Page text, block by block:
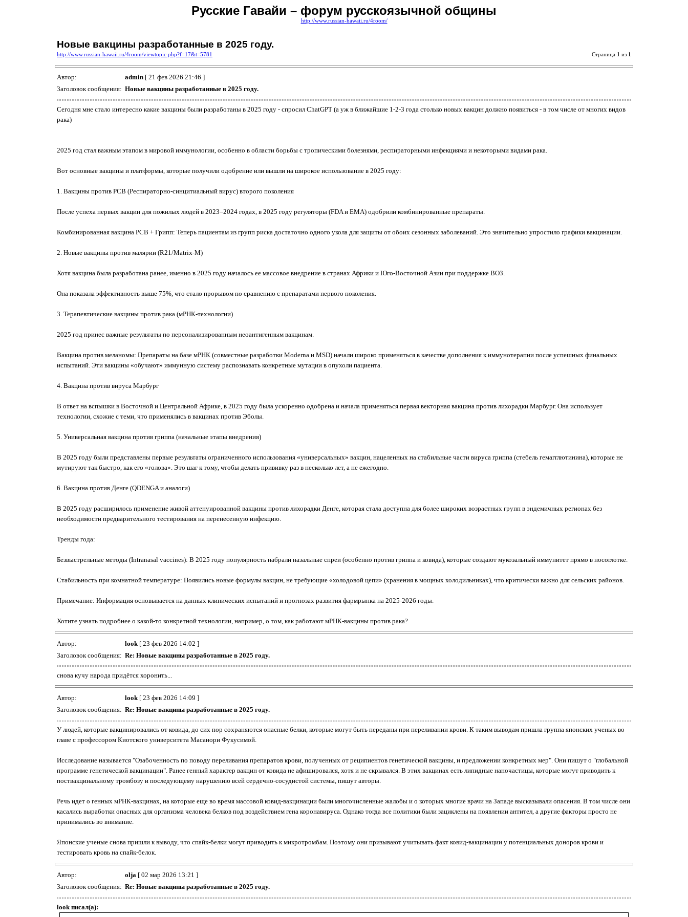
Русские Гавайи – форум русскоязычной общины
http://www.russian-hawaii.ru/4room/
Новые вакцины разработанные в 2025 году.
http://www.russian-hawaii.ru/4room/viewtopic.php?f=17&t=5781 Страница 1 из 1
Автор: admin [ 21 фев 2026 21:46 ]
Заголовок сообщения: Новые вакцины разработанные в 2025 году.
Сегодня мне стало интересно какие вакцины были разработаны в 2025 году - спросил ChatGPT (а уж в ближайшие 1-2-3 года столько новых вакцин должно появиться - в том числе от многих видов
рака)
2025 год стал важным этапом в мировой иммунологии, особенно в области борьбы с тропическими болезнями, респираторными инфекциями и некоторыми видами рака.
Вот основные вакцины и платформы, которые получили одобрение или вышли на широкое использование в 2025 году:
1. Вакцины против РСВ (Респираторно-синцитиальный вирус) второго поколения
После успеха первых вакцин для пожилых людей в 2023–2024 годах, в 2025 году регуляторы (FDA и EMA) одобрили комбинированные препараты.
Комбинированная вакцина РСВ + Грипп: Теперь пациентам из групп риска достаточно одного укола для защиты от обоих сезонных заболеваний. Это значительно упростило графики вакцинации.
2. Новые вакцины против малярии (R21/Matrix-M)
Хотя вакцина была разработана ранее, именно в 2025 году началось ее массовое внедрение в странах Африки и Юго-Восточной Азии при поддержке ВОЗ.
Она показала эффективность выше 75%, что стало прорывом по сравнению с препаратами первого поколения.
3. Терапевтические вакцины против рака (мРНК-технологии)
2025 год принес важные результаты по персонализированным неоантигенным вакцинам.
Вакцина против меланомы: Препараты на базе мРНК (совместные разработки Moderna и MSD) начали широко применяться в качестве дополнения к иммунотерапии после успешных финальных
испытаний. Эти вакцины «обучают» иммунную систему распознавать конкретные мутации в опухоли пациента.
4. Вакцина против вируса Марбург
В ответ на вспышки в Восточной и Центральной Африке, в 2025 году была ускоренно одобрена и начала применяться первая векторная вакцина против лихорадки Марбург. Она использует
технологии, схожие с теми, что применялись в вакцинах против Эболы.
5. Универсальная вакцина против гриппа (начальные этапы внедрения)
В 2025 году были представлены первые результаты ограниченного использования «универсальных» вакцин, нацеленных на стабильные части вируса гриппа (стебель гемагглютинина), которые не
мутируют так быстро, как его «голова». Это шаг к тому, чтобы делать прививку раз в несколько лет, а не ежегодно.
6. Вакцина против Денге (QDENGA и аналоги)
В 2025 году расширилось применение живой аттенуированной вакцины против лихорадки Денге, которая стала доступна для более широких возрастных групп в эндемичных регионах без
необходимости предварительного тестирования на перенесенную инфекцию.
Тренды года:
Безвыстрельные методы (Intranasal vaccines): В 2025 году популярность набрали назальные спреи (особенно против гриппа и ковида), которые создают мукозальный иммунитет прямо в носоглотке.
Стабильность при комнатной температуре: Появились новые формулы вакцин, не требующие «холодовой цепи» (хранения в мощных холодильниках), что критически важно для сельских районов.
Примечание: Информация основывается на данных клинических испытаний и прогнозах развития фармрынка на 2025-2026 годы.
Хотите узнать подробнее о какой-то конкретной технологии, например, о том, как работают мРНК-вакцины против рака?
Автор: look [ 23 фев 2026 14:02 ]
Заголовок сообщения: Re: Новые вакцины разработанные в 2025 году.
снова кучу народа придётся хоронить...
Автор: look [ 23 фев 2026 14:09 ]
Заголовок сообщения: Re: Новые вакцины разработанные в 2025 году.
У людей, которые вакцинировались от ковида, до сих пор сохраняются опасные белки, которые могут быть переданы при переливании крови. К таким выводам пришла группа японских ученых во
главе с профессором Киотского университета Масанори Фукусимой.
Исследование называется "Озабоченность по поводу переливания препаратов крови, полученных от реципиентов генетической вакцины, и предложении конкретных мер". Они пишут о "глобальной
программе генетической вакцинации". Ранее генный характер вакцин от ковида не афишировался, хотя и не скрывался. В этих вакцинах есть липидные наночастицы, которые могут приводить к
поствакцинальному тромбозу и последующему нарушению всей сердечно-сосудистой системы, пишут авторы.
Речь идет о генных мРНК-вакцинах, на которые еще во время массовой ковид-вакцинации были многочисленные жалобы и о которых многие врачи на Западе высказывали опасения. В том числе они
касались выработки опасных для организма человека белков под воздействием гена коронавируса. Однако тогда все политики были зациклены на появлении антител, а другие факторы просто не
принимались во внимание.
Японские ученые снова пришли к выводу, что спайк-белки могут приводить к микротромбам. Поэтому они призывают учитывать факт ковид-вакцинации у потенциальных доноров крови и
тестировать кровь на спайк-белок.
Автор: olja [ 02 мар 2026 13:21 ]
Заголовок сообщения: Re: Новые вакцины разработанные в 2025 году.
look писал(а):